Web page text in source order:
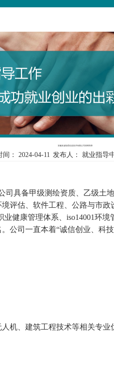
安徽友诚地理信息技术有限公司招聘简章
间： 2024-04-11 发布人： 就业指导
司具备甲级测绘资质、乙级土
评估、软件工程、公路与市
业健康管理体系、iso14001
公司一直本着“诚信创业、科
机、建筑工程技术等相关专业